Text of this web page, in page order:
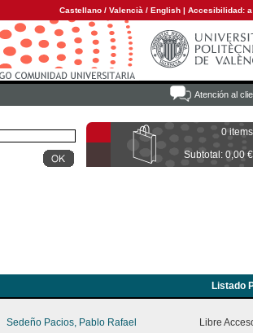
Castellano / Valencià / English | Accesibilidad: a
Atención al
0 items
Subtotal: 0,00 €
Listado
Sedeño Pacios, Pablo Rafael
Libre